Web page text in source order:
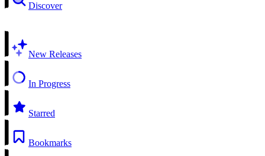
Discover
New Releases
In Progress
Starred
Bookmarks